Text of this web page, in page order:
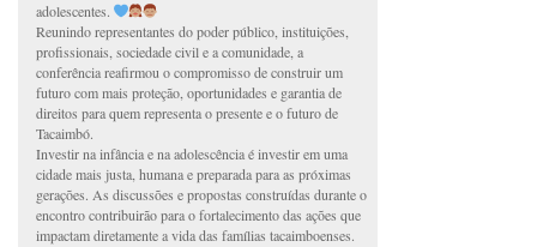
adolescentes.
Reunindo representantes do poder público, instituições,
profissionais, sociedade civil e a comunidade, a
conferência reafirmou o compromisso de construir um
futuro com mais proteção, oportunidades e garantia de
direitos para quem representa o presente e o futuro de
Tacaimbó.
Investir na infância e na adolescência é investir em uma
cidade mais justa, humana e preparada para as próximas
gerações. As discussões e propostas construídas durante o
encontro contribuirão para o fortalecimento das ações que
impactam diretamente a vida das famílias tacaimboenses.